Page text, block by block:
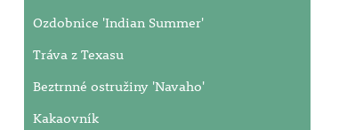
Ozdobnice 'Indian Summer'
Tráva z Texasu
Beztrnné ostružiny 'Navaho'
Kakaovník